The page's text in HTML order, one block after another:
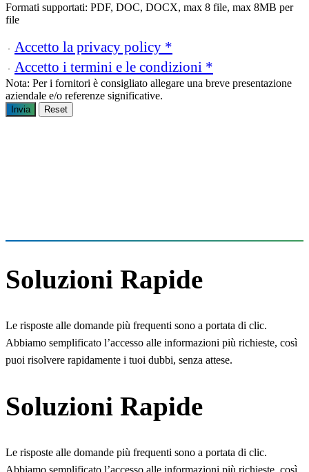
Formati supportati: PDF, DOC, DOCX, max 8 file, max 8MB per
file
Accetto la privacy policy *
Accetto i termini e le condizioni *
Nota: Per i fornitori è consigliato allegare una breve presentazione
aziendale e/o referenze significative.
Invia Reset
Soluzioni Rapide
Le risposte alle domande più frequenti sono a portata di clic.
Abbiamo semplificato l’accesso alle informazioni più richieste, così
puoi risolvere rapidamente i tuoi dubbi, senza attese.
Soluzioni Rapide
Le risposte alle domande più frequenti sono a portata di clic.